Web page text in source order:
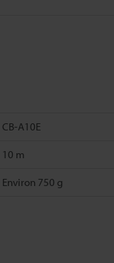
CB-A10E
10 m
Environ 750 g